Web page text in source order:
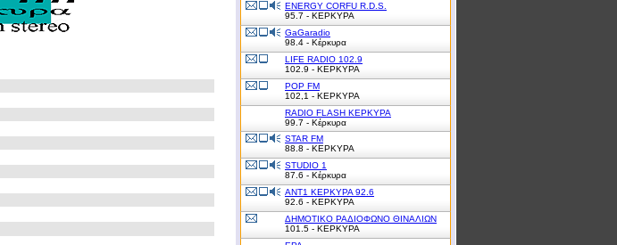
ENERGY CORFU R.D.S.
95.7 - ΚΕΡΚΥΡΑ
GaGaradio
98.4 - Κέρκυρα
LIFE RADIO 102.9
102.9 - ΚΕΡΚΥΡΑ
POP FM
102,1 - ΚΕΡΚΥΡΑ
RADIO FLASH ΚΕΡΚΥΡΑ
99.7 - Κέρκυρα
STAR FM
88.8 - ΚΕΡΚΥΡΑ
STUDIO 1
87.6 - Κέρκυρα
ΑΝΤ1 ΚΕΡΚΥΡΑ 92.6
92.6 - ΚΕΡΚΥΡΑ
ΔΗΜΟΤΙΚΟ ΡΑΔΙΟΦΩΝΟ ΘΙΝΑΛΙΩΝ
101.5 - ΚΕΡΚΥΡΑ